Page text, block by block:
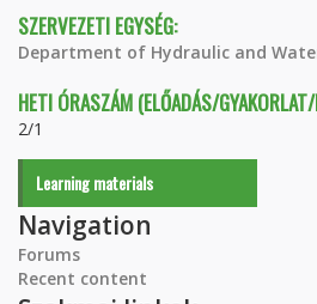
SZERVEZETI EGYSÉG:
Department of Hydraulic and
HETI ÓRASZÁM (ELŐADÁS/
2/1
Learning materials
Navigation
Forums
Recent content